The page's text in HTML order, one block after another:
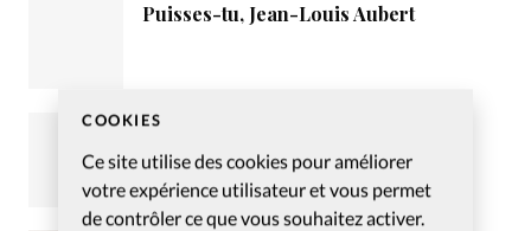
COOKIES
Ce site utilise des cookies pour améliorer
votre expérience utilisateur et vous permet
de contrôler ce que vous souhaitez activer.
Puisses-tu, Jean-Louis Aubert
Envisager la vérité au prisme de
l’individualité